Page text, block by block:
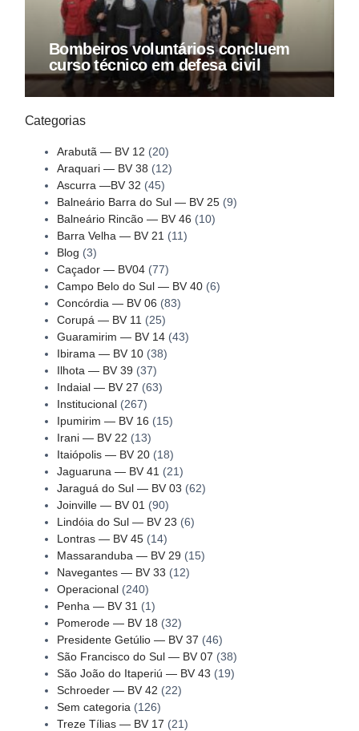
Bombeiros voluntários concluem
curso técnico em defesa civil
Categorias
Arabutã — BV 12 (20)
Araquari — BV 38 (12)
Ascurra —BV 32 (45)
Balneário Barra do Sul — BV 25(9)
Balneário Rincão — BV 46 (10)
Barra Velha — BV 21 (11)
Blog (3)
Caçador — BV04(77)
Campo Belo do Sul — BV 40(6)
Concórdia — BV 06 (83)
Corupá — BV 11 (25)
Guaramirim — BV 14(43)
Ibirama — BV 10(38)
Ilhota — BV 39 (37)
Indaial — BV 27 (63)
Institucional(267)
Ipumirim — BV 16 (15)
Irani — BV 22 (13)
Itaiópolis — BV 20(18)
Jaguaruna — BV 41 (21)
Jaraguá do Sul — BV 03 (62)
Joinville — BV 01 (90)
Lindóia do Sul — BV 23 (6)
Lontras — BV 45(14)
Massaranduba — BV 29 (15)
Navegantes — BV 33 (12)
Operacional(240)
Penha — BV 31 (1)
Pomerode — BV 18 (32)
Presidente Getúlio — BV 37 (46)
São Francisco do Sul — BV 07 (38)
São João do Itaperiú — BV 43 (19)
Schroeder — BV 42 (22)
Sem categoria (126)
Treze Tílias — BV 17 (21)